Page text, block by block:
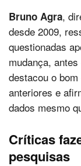
Bruno Agra,
desde 2009,
questionadas
mudança,
destacou o
anteriores e
dados mesmo
Críticas
pesquisas